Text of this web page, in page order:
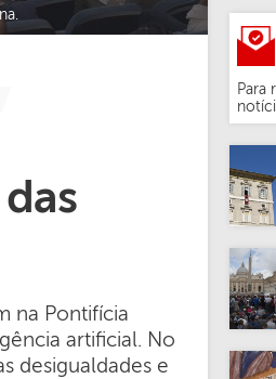
na Pontifícia
artificial. No
desigualdades e
Para